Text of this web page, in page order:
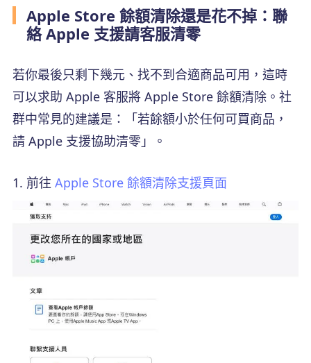
Apple Store 餘額清除還是花不掉：聯
絡 Apple 支援請客服清零
若你最後只剩下幾元、找不到合適商品可用，這時
可以求助 Apple 客服將 Apple Store 餘額清除。社
群中常見的建議是：「若餘額小於任何可買商品，
請 Apple 支援協助清零」。
前往 Apple Store 餘額清除支援頁面